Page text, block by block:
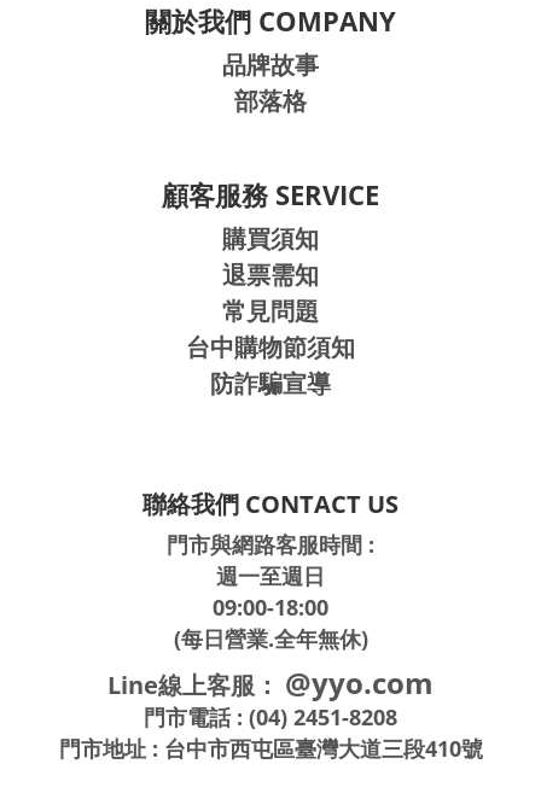
關於我們 COMPANY
品牌故事
部落格
顧客服務 SERVICE
購買須知
退票需知
常見問題
台中購物節須知
防詐騙宣導
聯絡我們 CONTACT US
門市與網路客服時間 :
週一至週日
09:00-18:00
(每日營業.全年無休)
Line線上客服： @yyo.com
門市電話 : (04) 2451-8208
門市地址 : 台中市西屯區臺灣大道三段410號